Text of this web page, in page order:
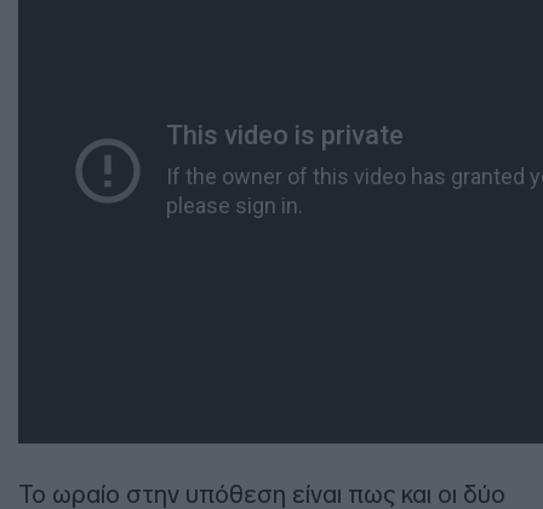
To ωραίο στην υπόθεση είναι πως και οι δύο